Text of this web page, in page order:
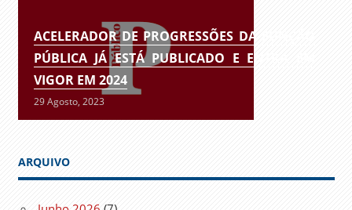
ACELERADOR DE PROGRESSÕES DA FUNÇÃO
PÚBLICA JÁ ESTÁ PUBLICADO E ENTRA EM
VIGOR EM 2024
29 Agosto, 2023
ARQUIVO